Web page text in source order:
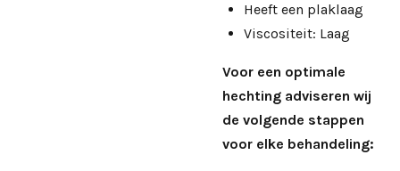
Heeft een plaklaag
Viscositeit: Laag
Voor een optimale
hechting adviseren wij
de volgende stappen
voor elke behandeling: